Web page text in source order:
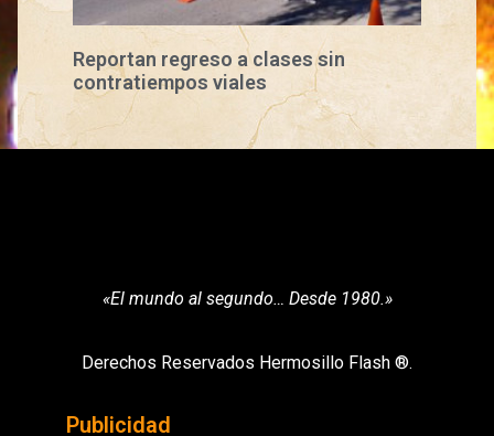
Reportan regreso a clases sin
contratiempos viales
«El mundo al segundo… Desde 1980.»
Derechos Reservados Hermosillo Flash ®.
Publicidad